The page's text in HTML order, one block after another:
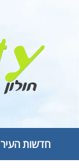
חדשות העיר